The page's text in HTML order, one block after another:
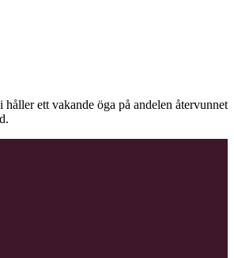
ett vakande öga på andelen återvunnet